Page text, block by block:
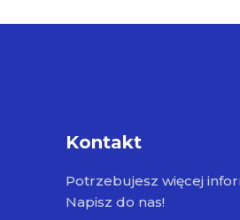
Kontakt
Potrzebujesz więcej
Napisz do nas!